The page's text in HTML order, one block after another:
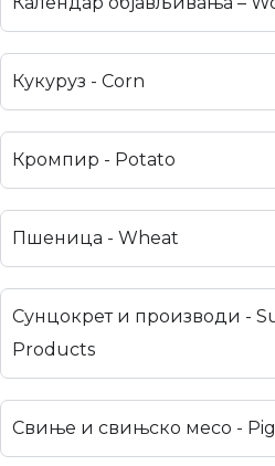
Кукуруз - Corn
Кромпир - Potato
Пшеница - Wheat
Сунцокрет и производи -
Products
Свиње и свињско месо -